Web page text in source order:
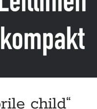
– Bildgebende
– Bildgebende
Jugendlichen – Bildgebende
child“